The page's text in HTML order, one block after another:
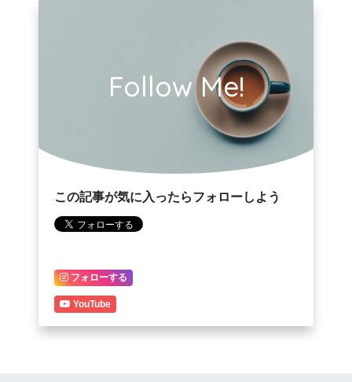
Follow Me!
この記事が気に入ったらフォローしよう
フォローする
YouTube